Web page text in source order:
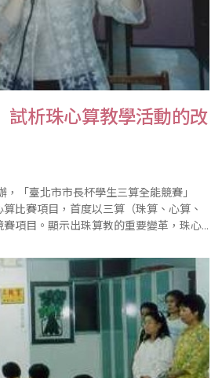
試析珠心算教學活動的改
比賽項目，首度以三算（珠算、心算、
項目。顯示出珠算教的重要變革，珠心
整？都值得我們深思，這裡筆者謹以三
的一些啟發，試著分析教學活動設計，期
..